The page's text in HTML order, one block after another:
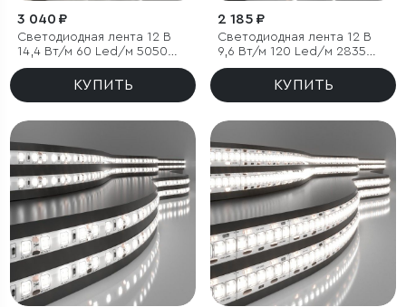
3 040 ₽
Светодиодная лента 12 В
14,4 Вт/м 60 Led/м 5050
IP65, дневной белый 4200К,
КУПИТЬ
2 185 ₽
Светодиодная лента 12 В
9,6 Вт/м 120 Led/м 2835
IP20, дневной белый 4200К,
КУПИТЬ